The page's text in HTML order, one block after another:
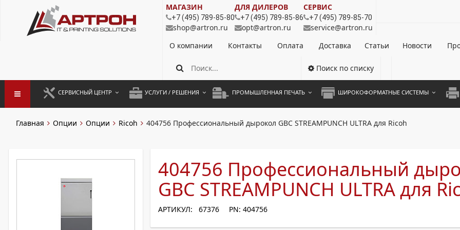
МАГАЗИН
+7 (495) 789-85-80
shop@artron.ru
ДЛЯ ДИЛЕРОВ
+7 (495) 789-85-86
opt@artron.ru
СЕРВИС
+7 (495) 789-85-70
service@artron.ru
О компании
Контакты Оплата Доставка Статьи Новости
Поиск по списку
СЕРВИСНЫЙ ЦЕНТР
ПРОФИЛАКТИКА И ТО
РАЗОВЫЕ РЕМОНТЫ
УСЛУГИ / РЕШЕНИЯ
АРЕНДА ОБОРУДОВАНИЯ
ПРОМЫШЛЕННАЯ ПЕЧАТЬ ШИРОКОФОРМАТНЫЕ СИСТЕМЫ
А4
Главная Опции Опции Ricoh 404756 Профессиональный дырокол GBC STREAMPUNCH ULTRA для Ricoh
404756 Профессиональный
GBC STREAMPUNCH ULTRA для
АРТИКУЛ: 67376 PN: 404756